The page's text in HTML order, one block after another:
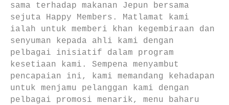
sama terhadap makanan Jepun bersama
sejuta Happy Members. Matlamat kami
ialah untuk memberi khan kegembiraan dan
senyuman kepada ahli kami dengan
pelbagai inisiatif dalam program
kesetiaan kami. Sempena menyambut
pencapaian ini, kami memandang kehadapan
untuk menjamu pelanggan kami dengan
pelbagai promosi menarik, menu baharu